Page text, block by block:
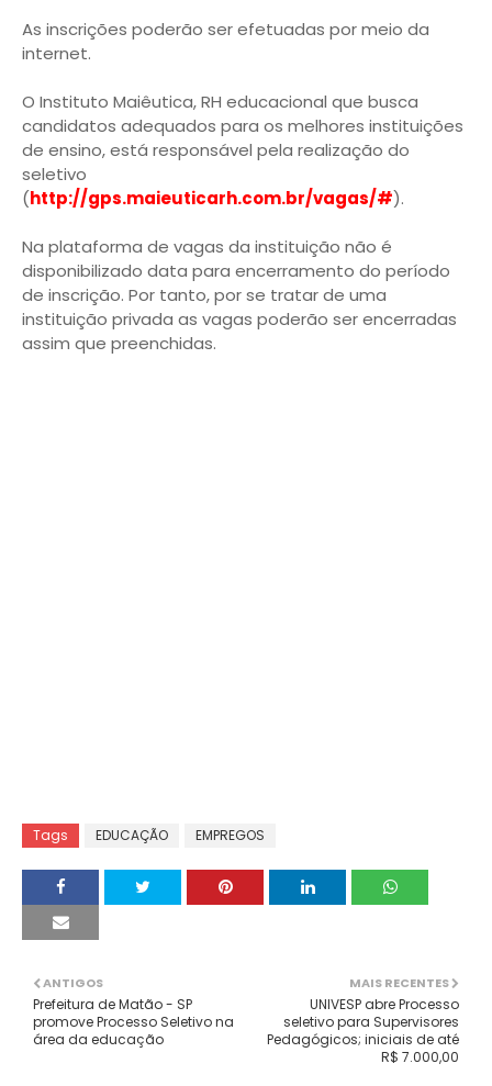
As inscrições poderão ser efetuadas por meio da
internet.
O Instituto Maiêutica, RH educacional que busca
candidatos adequados para os melhores instituições
de ensino, está responsável pela realização do
seletivo
(http://gps.maieuticarh.com.br/vagas/#).
Na plataforma de vagas da instituição não é
disponibilizado data para encerramento do período
de inscrição. Por tanto, por se tratar de uma
instituição privada as vagas poderão ser encerradas
assim que preenchidas.
Tags EDUCAÇÃO EMPREGOS
MAIS RECENTES
UNIVESP abre Processo
seletivo para Supervisores
Pedagógicos; iniciais de até
R$ 7.000,00
ANTIGOS
Prefeitura de Matão - SP
promove Processo Seletivo na
área da educação